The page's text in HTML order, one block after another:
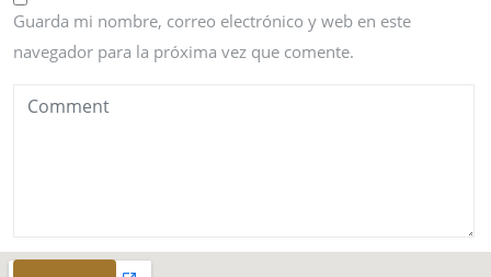
Guarda mi nombre, correo electrónico y web en este
navegador para la próxima vez que comente.